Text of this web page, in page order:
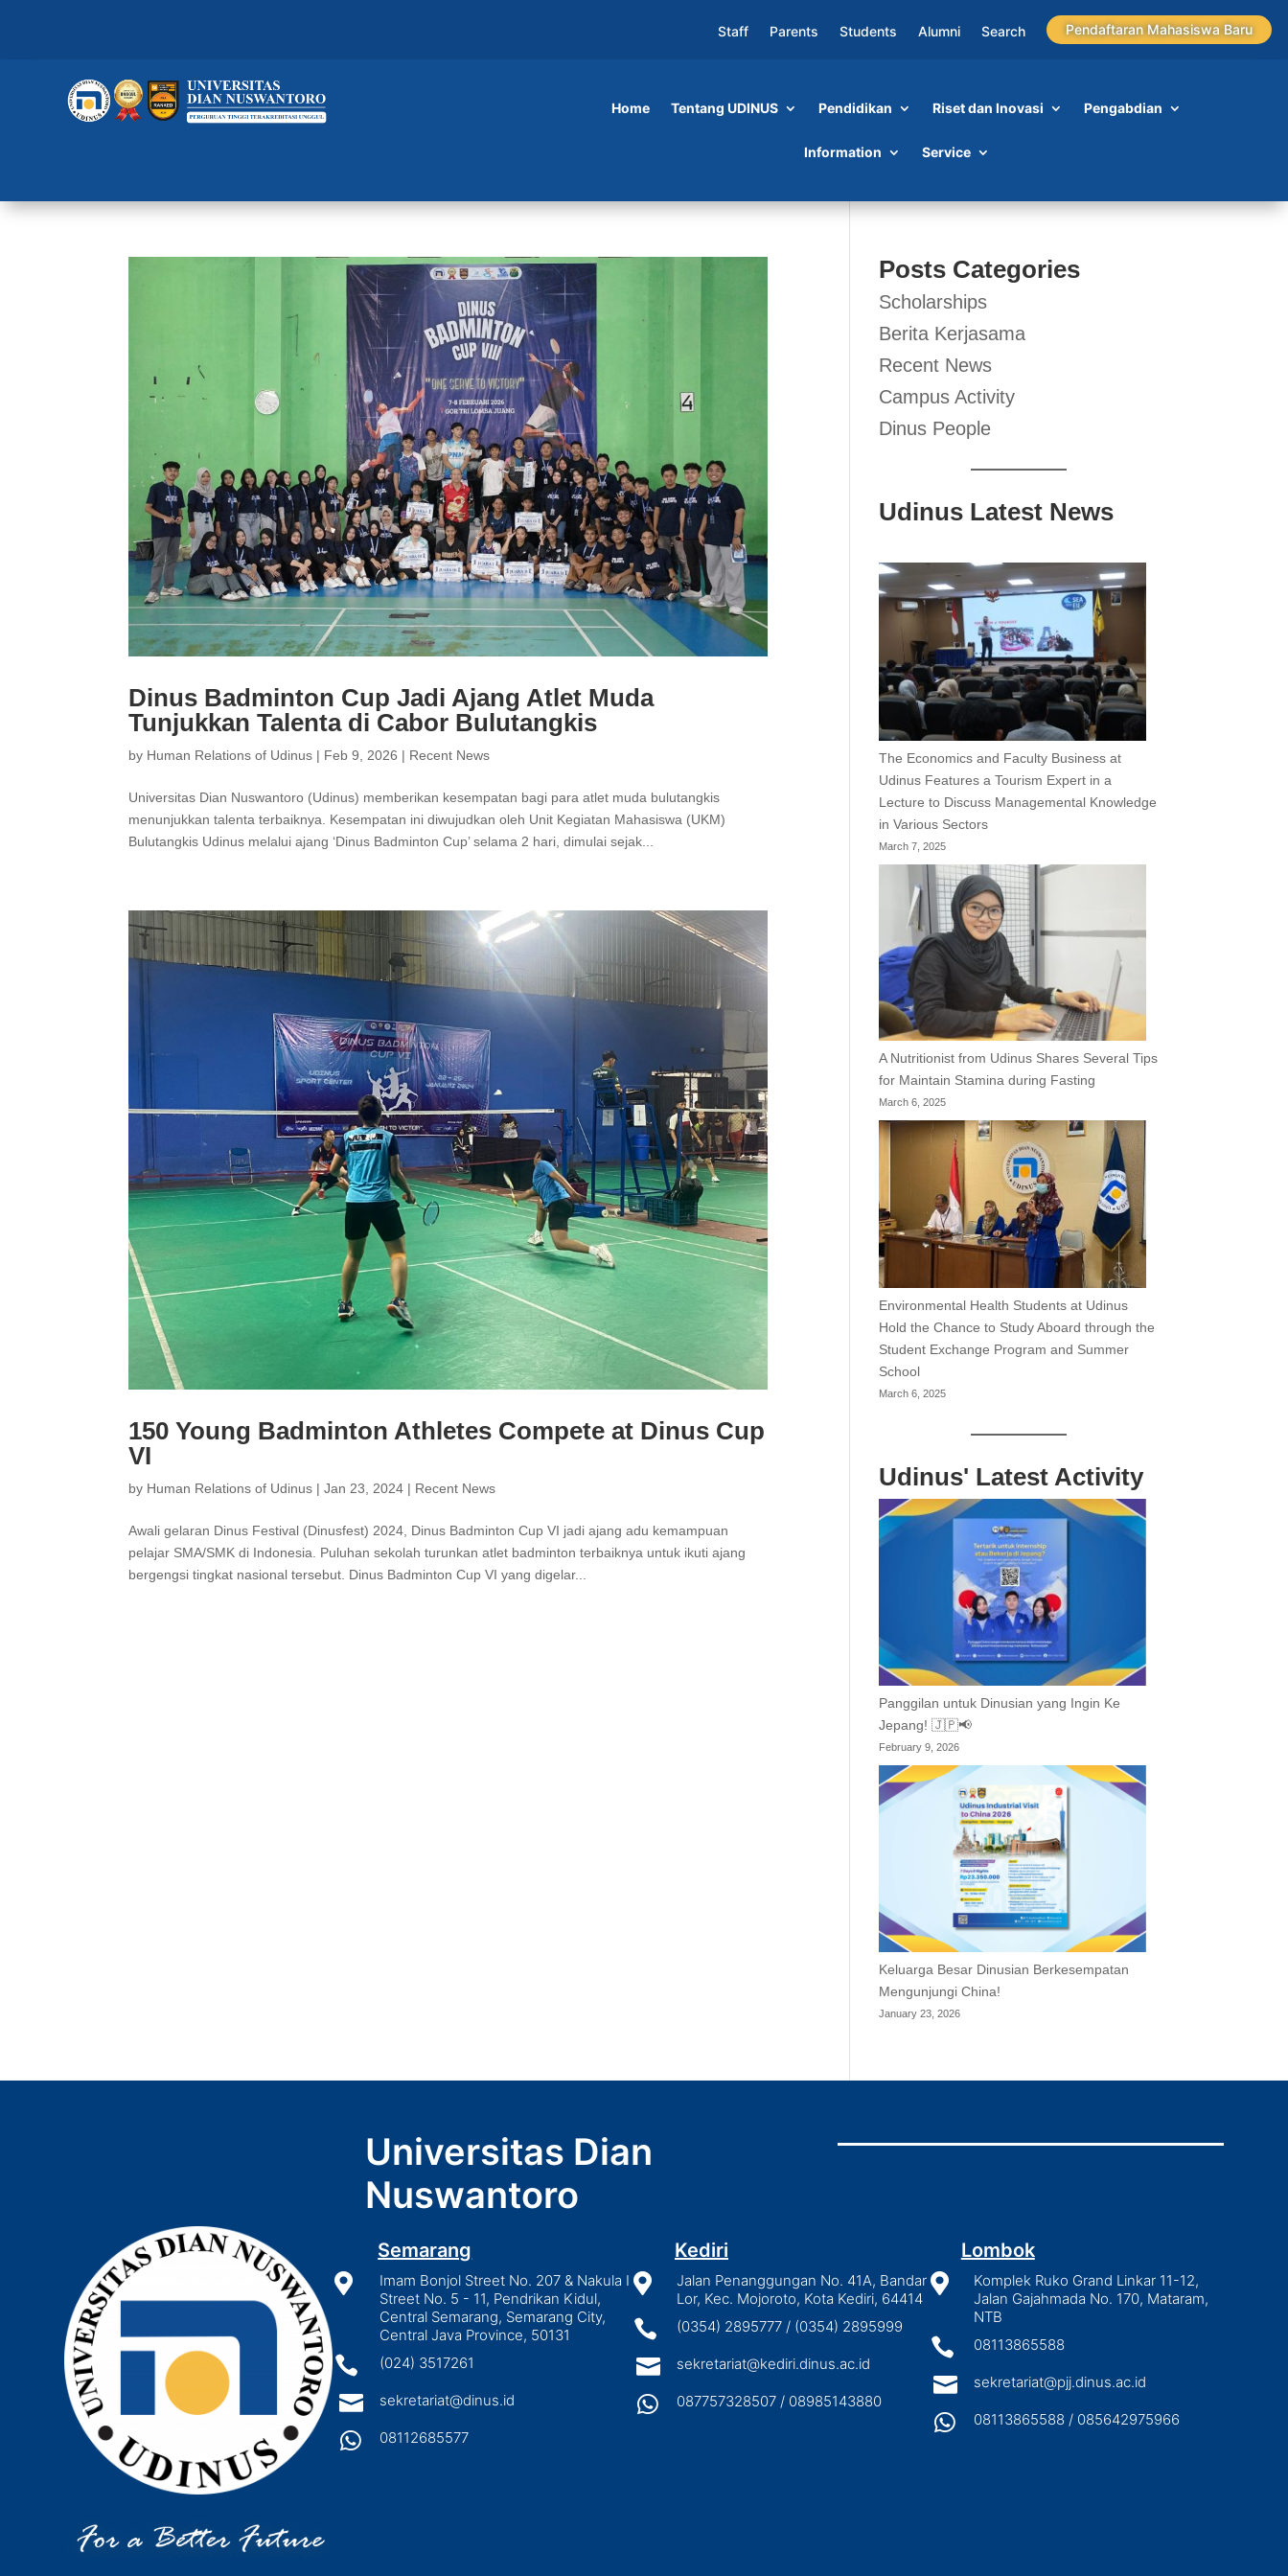
Staff Parents Students Alumni Search Pendaftaran Mahasiswa Baru
Home Tentang UDINUS Pendidikan Riset dan Inovasi Pengabdian
Information Service
Dinus Badminton Cup Jadi Ajang Atlet Muda
Tunjukkan Talenta di Cabor Bulutangkis
by Human Relations of Udinus | Feb 9, 2026 | Recent News
Universitas Dian Nuswantoro (Udinus) memberikan kesempatan bagi para atlet muda bulutangkis
menunjukkan talenta terbaiknya. Kesempatan ini diwujudkan oleh Unit Kegiatan Mahasiswa (UKM)
Bulutangkis Udinus melalui ajang ‘Dinus Badminton Cup’ selama 2 hari, dimulai sejak...
150 Young Badminton Athletes Compete at Dinus Cup
VI
by Human Relations of Udinus |Jan 23, 2024 | Recent News
Awali gelaran Dinus Festival (Dinusfest) 2024, Dinus Badminton Cup VI jadi ajang adu kemampuan
pelajar SMA/SMK di Indonesia. Puluhan sekolah turunkan atlet badminton terbaiknya untuk ikuti ajang
bergengsi tingkat nasional tersebut. Dinus Badminton Cup VI yang digelar...
Posts Categories
Scholarships
Berita Kerjasama
Recent News
Campus Activity
Dinus People
Udinus Latest News
The Economics and Faculty Business at
Udinus Features a Tourism Expert in a
Lecture to Discuss Managemental Knowledge
in Various Sectors
March 7, 2025
A Nutritionist from Udinus Shares Several Tips
for Maintain Stamina during Fasting
March 6, 2025
Environmental Health Students at Udinus
Hold the Chance to Study Aboard through the
Student Exchange Program and Summer
School
March 6, 2025
Udinus' Latest Activity
Panggilan untuk Dinusian yang Ingin Ke
Jepang! 🇯🇵📢
February 9, 2026
Keluarga Besar Dinusian Berkesempatan
Mengunjungi China!
January 23, 2026
Universitas Dian
Nuswantoro
Semarang

Imam Bonjol Street No. 207 & Nakula I
Street No. 5 - 11, Pendrikan Kidul,
Central Semarang, Semarang City,
Central Java Province, 50131
 (024) 3517261
 sekretariat@dinus.id
 08112685577
Kediri

Jalan Penanggungan No. 41A, Bandar
Lor, Kec. Mojoroto, Kota Kediri, 64414
 (0354) 2895777 / (0354) 2895999
 sekretariat@kediri.dinus.ac.id
 087757328507 / 08985143880
Lombok

Komplek Ruko Grand Linkar 11-12,
Jalan Gajahmada No. 170, Mataram,
NTB
 08113865588
 sekretariat@pjj.dinus.ac.id
 08113865588 / 085642975966